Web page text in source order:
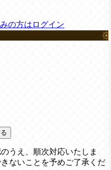
の方はログイン
うえ、順次対応いたしま
ないことを予めご了承くだ